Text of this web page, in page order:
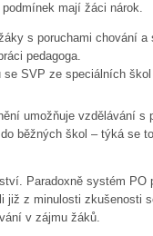
mají žáci nárok.
s poruchami chování
pedagoga.
se SVP ze speciálních
umožňuje vzdělávání s
běžných škol – týká se
Paradoxně systém
již z minulosti zkušenosti
v zájmu žáků.